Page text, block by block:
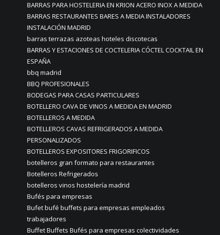
BARRAS PARA HOSTELERIA EN KRION ACERO INOX A MEDIDA
BARRAS RESTAURANTES BARES A MEDIA INSTALADORES
INSTALACIÓN MADRID
barras terrazas azoteas hoteles discotecas
BARRAS Y ESTACIONES DE COCTELERIA CÓCTEL COCKTAIL EN
ESPAÑA
bbq madrid
BBQ PROFESIONALES
BODEGAS PARA CASAS PARTICULARES
BOTELLERO CAVA DE VINOS A MEDIDA EN MADRID
BOTELLEROS A MEDIDA
BOTELLEROS CAVAS REFRIGERADOS A MEDIDA
PERSONALIZADOS
BOTELLEROS EXPOSITORES FRIGORIFICOS
botelleros gran formato para restaurantes
Botelleros Refrigerados
botelleros vinos hostelería madrid
Bufés para empresas
Bufet bufé buffets para empresas empleados
trabajadores
Buffet Buffets Bufés para empresas colectividades